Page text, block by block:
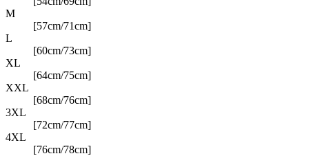
M
[57cm/71cm]
L
[60cm/73cm]
XL
[64cm/75cm]
XXL
[68cm/76cm]
3XL
[72cm/77cm]
4XL
[76cm/78cm]